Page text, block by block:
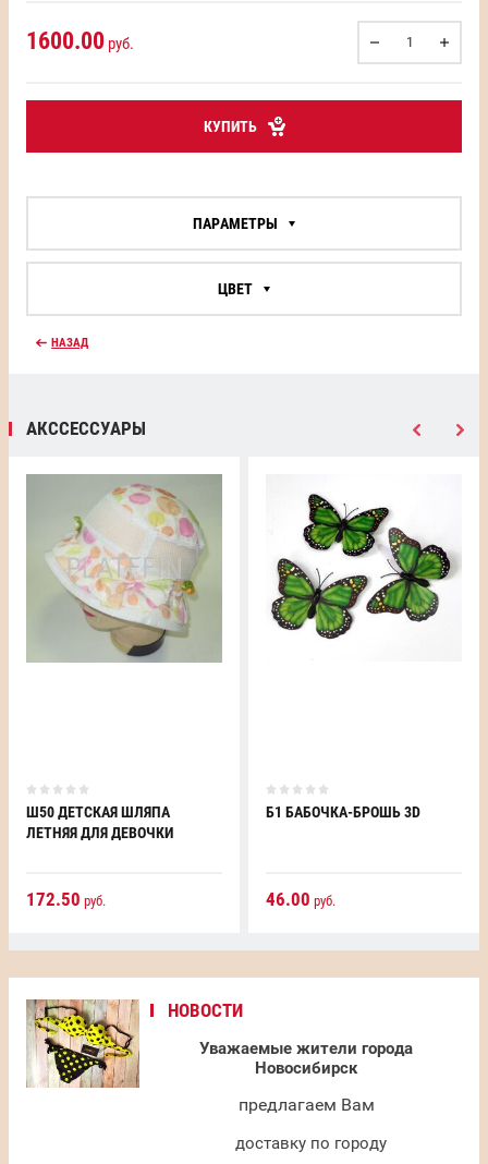
НОВОСТИ
Уважаемые жители города
Новосибирск
предлагаем Вам
доставку по городу
1600.00 руб.
КУПИТЬ
ПАРАМЕТРЫ
ЦВЕТ
НАЗАД
АКССЕССУАРЫ
Ш50 ДЕТСКАЯ ШЛЯПА
ЛЕТНЯЯ ДЛЯ ДЕВОЧКИ
172.50 руб.
Б1 БАБОЧКА-БРОШЬ 3D
46.00 руб.